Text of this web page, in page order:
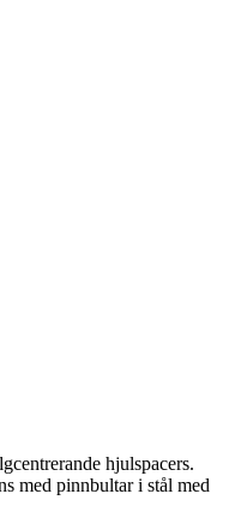
hjulspacers.
med pinnbultar i stål med